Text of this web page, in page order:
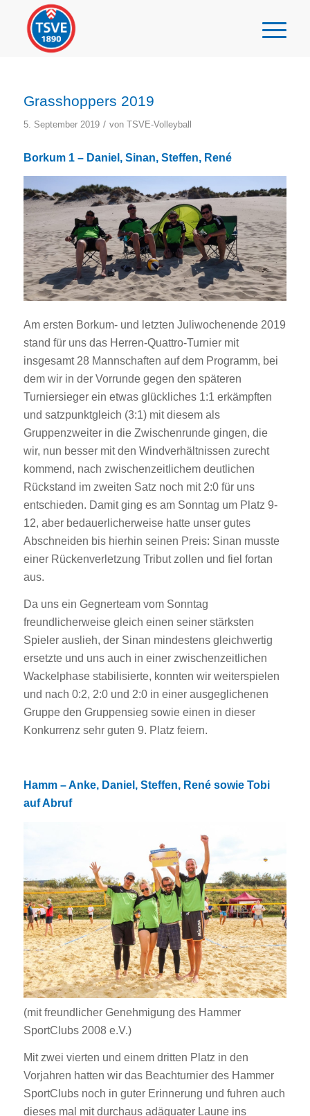
Grasshoppers 2019
5. September 2019 / von TSVE-Volleyball
Borkum 1 – Daniel, Sinan, Steffen, René
Am ersten Borkum- und letzten Juliwochenende 2019
stand für uns das Herren-Quattro-Turnier mit
insgesamt 28 Mannschaften auf dem Programm, bei
dem wir in der Vorrunde gegen den späteren
Turniersieger ein etwas glückliches 1:1 erkämpften
und satzpunktgleich (3:1) mit diesem als
Gruppenzweiter in die Zwischenrunde gingen, die
wir, nun besser mit den Windverhältnissen zurecht
kommend, nach zwischenzeitlichem deutlichen
Rückstand im zweiten Satz noch mit 2:0 für uns
entschieden. Damit ging es am Sonntag um Platz 9-
12, aber bedauerlicherweise hatte unser gutes
Abschneiden bis hierhin seinen Preis: Sinan musste
einer Rückenverletzung Tribut zollen und fiel fortan
aus.
Da uns ein Gegnerteam vom Sonntag
freundlicherweise gleich einen seiner stärksten
Spieler auslieh, der Sinan mindestens gleichwertig
ersetzte und uns auch in einer zwischenzeitlichen
Wackelphase stabilisierte, konnten wir weiterspielen
und nach 0:2, 2:0 und 2:0 in einer ausgeglichenen
Gruppe den Gruppensieg sowie einen in dieser
Konkurrenz sehr guten 9. Platz feiern.
Hamm – Anke, Daniel, Steffen, René sowie Tobi
auf Abruf
(mit freundlicher Genehmigung des Hammer
SportClubs 2008 e.V.)
Mit zwei vierten und einem dritten Platz in den
Vorjahren hatten wir das Beachturnier des Hammer
SportClubs noch in guter Erinnerung und fuhren auch
dieses mal mit durchaus adäquater Laune ins